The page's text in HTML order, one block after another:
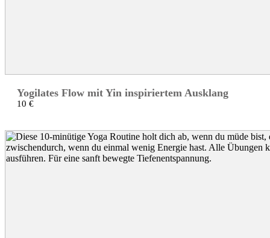
Yogilates Flow mit Yin inspiriertem Ausklang
10 €